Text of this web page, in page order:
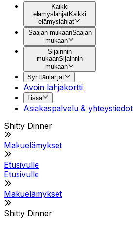
Kaikki
elämyslahjatKaikki
elämyslahjat
Saajan mukaanSaajan
mukaan
Sijainnin
mukaanSijainnin
mukaan
Synttärilahjat
Avoin lahjakortti
Lisää
Asiakaspalvelu & yhteystiedot
Shitty Dinner
Makuelämykset
Etusivulle
Etusivulle
Makuelämykset
Shitty Dinner